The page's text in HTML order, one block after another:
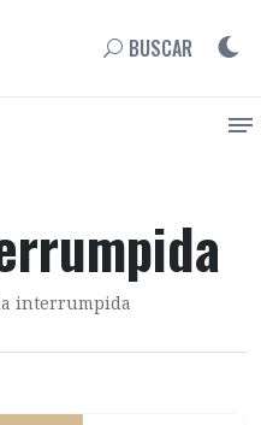
BUSCAR
interrumpida